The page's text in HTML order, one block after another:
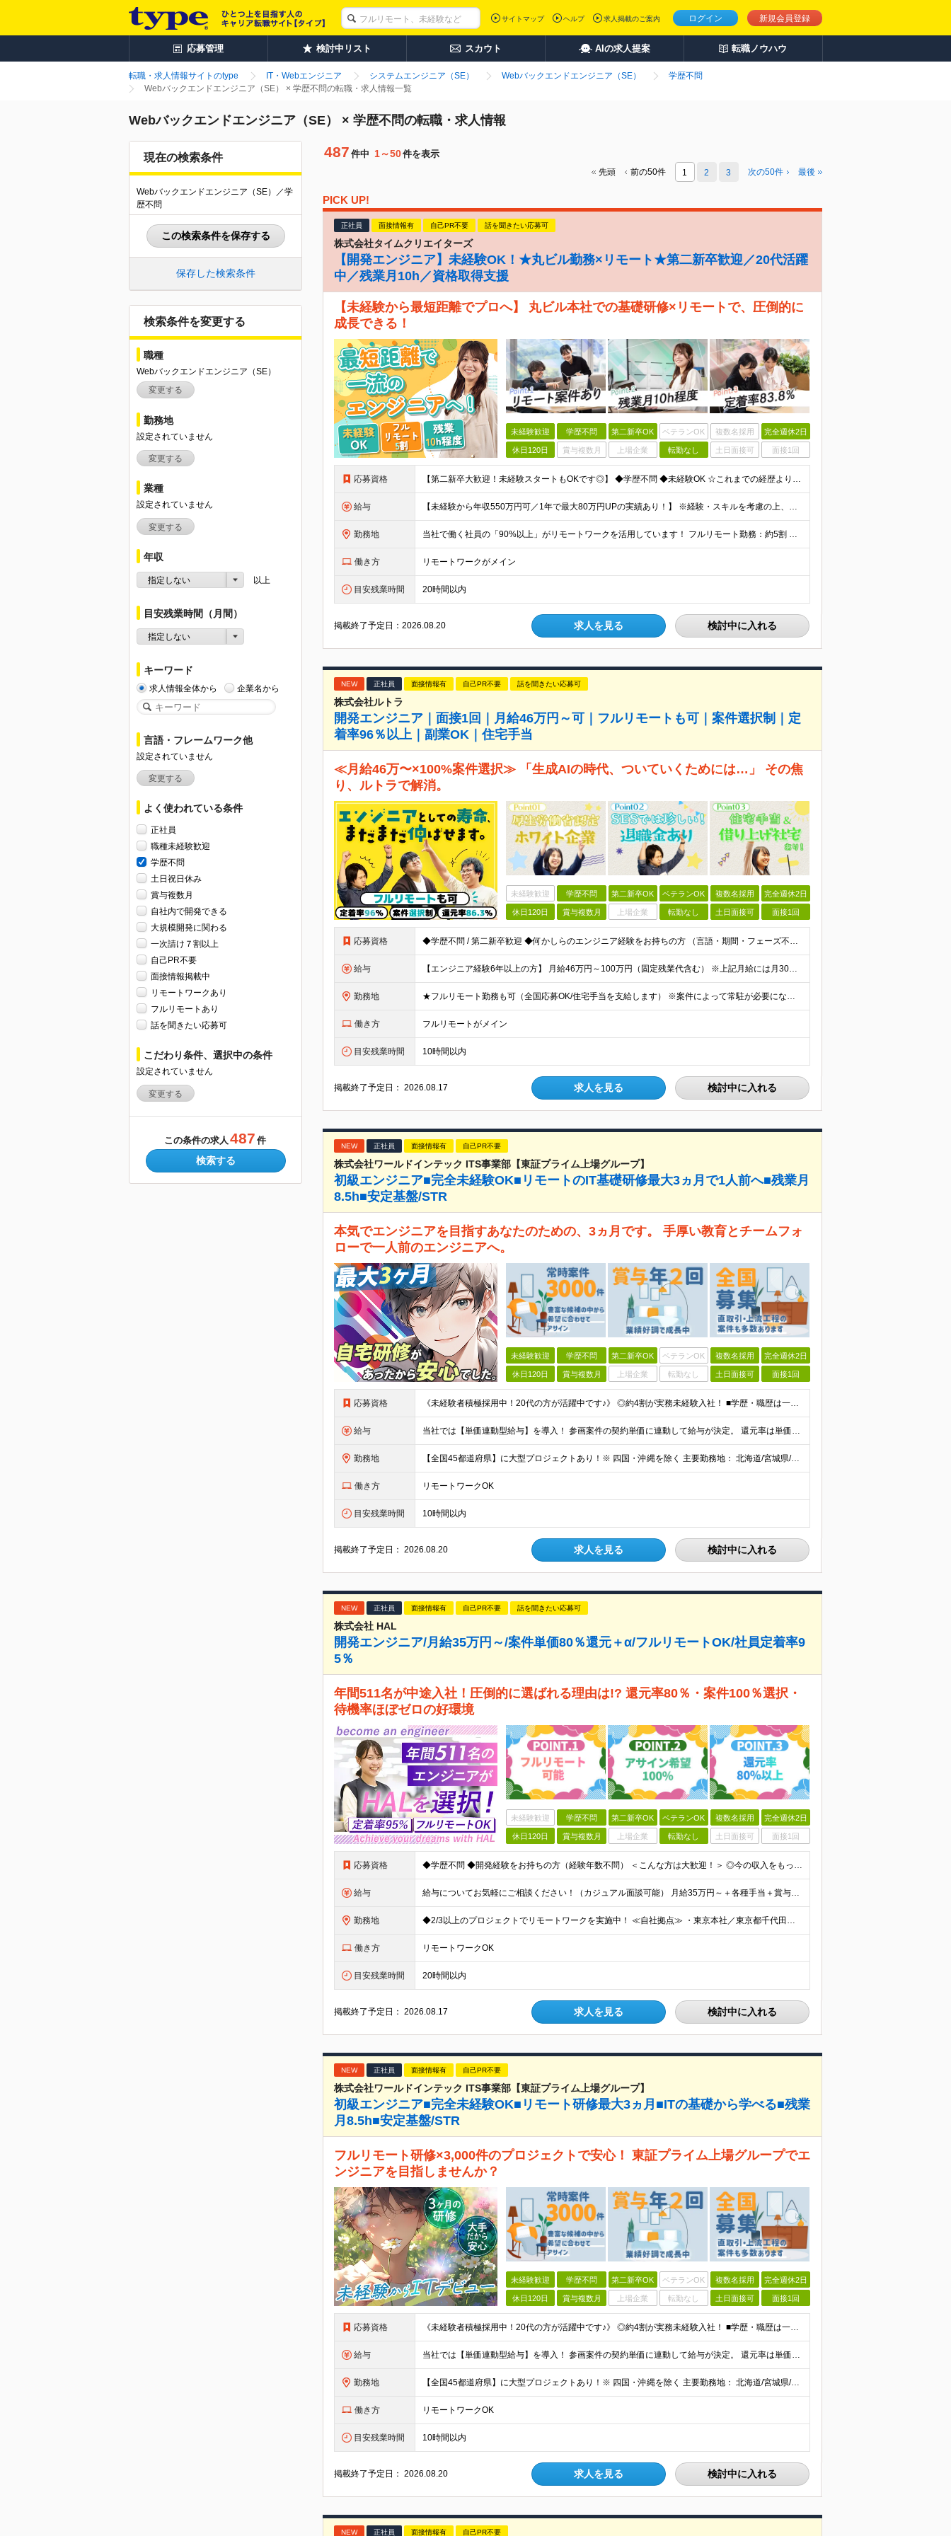
ログイン 新規会員登録
サイトマップ ヘルプ 求人掲載のご案内
応募管理 検討中リスト スカウト AIの求人提案 転職ノウハウ
転職・求人情報サイトのtype IT・Webエンジニア システムエンジニア（SE） Webバックエンドエンジニア（SE）
学歴不問
Webバックエンドエンジニア（SE） × 学歴不問の転職・求人情報一覧
Webバックエンドエンジニア（SE） × 学歴不問の転職・求人情報
現在の検索条件
Webバックエンドエンジニア（SE）／学
歴不問
この検索条件を保存する
保存した検索条件
検索条件を変更する
職種
Webバックエンドエンジニア（SE）
変更する
勤務地
設定されていません
変更する
業種
設定されていません
変更する
年収
指定しない 以上
目安残業時間（月間）
指定しない
キーワード
求人情報全体から 企業名から
言語・フレームワーク他
設定されていません
変更する
よく使われている条件
正社員
職種未経験歓迎
学歴不問
土日祝日休み
賞与複数月
自社内で開発できる
大規模開発に関わる
一次請け７割以上
自己PR不要
面接情報掲載中
リモートワークあり
フルリモートあり
話を聞きたい応募可
こだわり条件、選択中の条件
設定されていません
変更する
この条件の求人 487 件
検索する
487 件中 1～50件を表示
先頭 前の50件 1 2 3 次の50件 最後
PICK UP!
正社員 面接情報有 自己PR不要 話を聞きたい応募可
株式会社タイムクリエイターズ
【開発エンジニア】未経験OK！★丸ビル勤務×リモート★第二新卒歓迎／20代活躍
中／残業月10h／資格取得支援
【未経験から最短距離でプロへ】 丸ビル本社での基礎研修×リモートで、圧倒的に
成長できる！
未経験歓迎 学歴不問 第二新卒OK ベテランOK 複数名採用 完全週休2日
休日120日 賞与複数月 上場企業 転勤なし 土日面接可 面接1回
応募資格 【第二新卒大歓迎！未経験スタートもOKです◎】 ◆学歴不問 ◆未経験OK ☆これまでの経歴よりも「これから」を重視します！ ☆文系・理系、前職の雇用形態は一切問いません！ ＼先輩たちの前職もさまざ
給与 【未経験から年収550万円可／1年で最大80万円UPの実績あり！】 ※経験・スキルを考慮の上、決定いたします。 【月給】27万円〜29万円 ※上記には固定残業代（月25時間分／4万5,000円〜4万
勤務地 当社で働く社員の「90%以上」がリモートワークを活用しています！ フルリモート勤務：約5割 ハイブリッド勤務（リモート＋出社）：約4割 【本社】東京都千代田区丸の内2-4-1 丸の内ビルディング12
働き方 リモートワークがメイン
目安残業時間 20時間以内
掲載終了予定日：2026.08.20 求人を見る 検討中に入れる
NEW 正社員 面接情報有 自己PR不要 話を聞きたい応募可
株式会社ルトラ
開発エンジニア｜面接1回｜月給46万円～可｜フルリモートも可｜案件選択制｜定
着率96％以上｜副業OK｜住宅手当
≪月給46万〜×100%案件選択≫ 「生成AIの時代、ついていくためには…」 その焦
り、ルトラで解消。
未経験歓迎 学歴不問 第二新卒OK ベテランOK 複数名採用 完全週休2日
休日120日 賞与複数月 上場企業 転勤なし 土日面接可 面接1回
応募資格 ◆学歴不問 / 第二新卒歓迎 ◆何かしらのエンジニア経験をお持ちの方 （言語・期間・フェーズ不問） 経験浅めの方も遠慮なくご応募ください！ ■入社前Q＆A ────── ◎実力に見合った報酬が手に
給与 【エンジニア経験6年以上の方】 月給46万円～100万円（固定残業代含む） ※上記月給には月30時間分の固定残業代（月8万7,400円～月19万円）を含む。超過分は全額支給。 【エンジニア経験4年以
勤務地 ★フルリモート勤務も可（全国応募OK/住宅手当を支給します） ※案件によって常駐が必要になる場合があります。 ※希望がない限り、転勤はありません ※U・Iターン歓迎 ★ルトラの社員は全国各地で活躍中
働き方 フルリモートがメイン
目安残業時間 10時間以内
掲載終了予定日：2026.08.17 求人を見る 検討中に入れる
NEW 正社員 面接情報有 自己PR不要
株式会社ワールドインテック ITS事業部【東証プライム上場グループ】
初級エンジニア■完全未経験OK■リモートのIT基礎研修最大3ヵ月で1人前へ■残業月
8.5h■安定基盤/STR
本気でエンジニアを目指すあなたのための、3ヵ月です。 手厚い教育とチームフォ
ローで一人前のエンジニアへ。
未経験歓迎 学歴不問 第二新卒OK ベテランOK 複数名採用 完全週休2日
休日120日 賞与複数月 上場企業 転勤なし 土日面接可 面接1回
応募資格 《未経験者積極採用中！20代の方が活躍中です♪》 ◎約4割が実務未経験入社！ ■学歴・職歴は一切問いません！ ■第二新卒の方もお気軽にご相談ください♪ ■入社してから数年は、転勤の可能性があります
給与 当社では【単価連動型給与】を導入！ 参画案件の契約単価に連動して給与が決定。 還元率は単価の【70％～80％】と東証プライム上場グループとして高水準です！（社会保険料・教育コスト含む） ■関東：月給
勤務地 【全国45都道府県】に大型プロジェクトあり！※ 四国・沖縄を除く 主要勤務地： 北海道/宮城県/栃木県/埼玉県/千葉県/東京都/神奈川県/愛知県/大阪府/京都府/兵庫県/広島県/福岡県/熊本県 ※勤
働き方 リモートワークOK
目安残業時間 10時間以内
掲載終了予定日：2026.08.20 求人を見る 検討中に入れる
NEW 正社員 面接情報有 自己PR不要 話を聞きたい応募可
株式会社 HAL
開発エンジニア/月給35万円～/案件単価80％還元＋α/フルリモートOK/社員定着率9
5％
年間511名が中途入社！圧倒的に選ばれる理由は!? 還元率80％・案件100％選択・
待機率ほぼゼロの好環境
未経験歓迎 学歴不問 第二新卒OK ベテランOK 複数名採用 完全週休2日
休日120日 賞与複数月 上場企業 転勤なし 土日面接可 面接1回
応募資格 ◆学歴不問 ◆開発経験をお持ちの方（経験年数不問） ＜こんな方は大歓迎！＞ ◎今の収入をもっと増やしたい ◎もっと上流の案件で活躍したい ◎将来のキャリアにつながる案件に携わりたい ◎自分のやりたい
給与 給与についてお気軽にご相談ください！（カジュアル面談可能） 月給35万円～＋各種手当＋賞与2回 ※固定残業代は、時間外労働の有無に関わらず40時間分を87,500円～支給 ※超過分は別途支給 ※試用
勤務地 ◆2/3以上のプロジェクトでリモートワークを実施中！ ≪自社拠点≫ ・東京本社／東京都千代田区丸の内二丁目6番1号 丸の内パークビルディング6階 ・関西支社／⼤阪府⼤阪市中央区安⼟町2-3-13 ⼤
働き方 リモートワークOK
目安残業時間 20時間以内
掲載終了予定日：2026.08.17 求人を見る 検討中に入れる
NEW 正社員 面接情報有 自己PR不要
株式会社ワールドインテック ITS事業部【東証プライム上場グループ】
初級エンジニア■完全未経験OK■リモート研修最大3ヵ月■ITの基礎から学べる■残業
月8.5h■安定基盤/STR
フルリモート研修×3,000件のプロジェクトで安心！ 東証プライム上場グループでエ
ンジニアを目指しませんか？
未経験歓迎 学歴不問 第二新卒OK ベテランOK 複数名採用 完全週休2日
休日120日 賞与複数月 上場企業 転勤なし 土日面接可 面接1回
応募資格 《未経験者積極採用中！20代の方が活躍中です♪》 ◎約4割が実務未経験入社！ ■学歴・職歴は一切問いません！ ■第二新卒の方もお気軽にご相談ください♪ ■入社してから数年は、転勤の可能性があります
給与 当社では【単価連動型給与】を導入！ 参画案件の契約単価に連動して給与が決定。 還元率は単価の【70％～80％】と東証プライム上場グループとして高水準です！（社会保険料・教育コスト含む） ■関東：月給
勤務地 【全国45都道府県】に大型プロジェクトあり！※ 四国・沖縄を除く 主要勤務地： 北海道/宮城県/栃木県/埼玉県/千葉県/東京都/神奈川県/愛知県/大阪府/京都府/兵庫県/広島県/福岡県/熊本県 ※勤
働き方 リモートワークOK
目安残業時間 10時間以内
掲載終了予定日：2026.08.20 求人を見る 検討中に入れる
NEW 正社員 面接情報有 自己PR不要